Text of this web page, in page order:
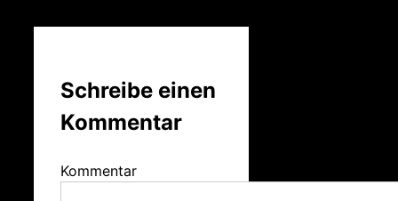
Schreibe einen
Kommentar
Kommentar